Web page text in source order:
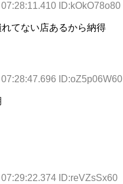
相互RSS ID:kOkO78o80
てない店あるから納得
ID:oZ5p06W60
ID:reVZsSx60